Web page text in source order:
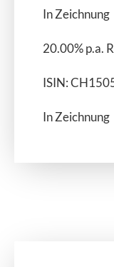
In Zeichnung
20.00% p.a.
ISIN:
In Zeichnung